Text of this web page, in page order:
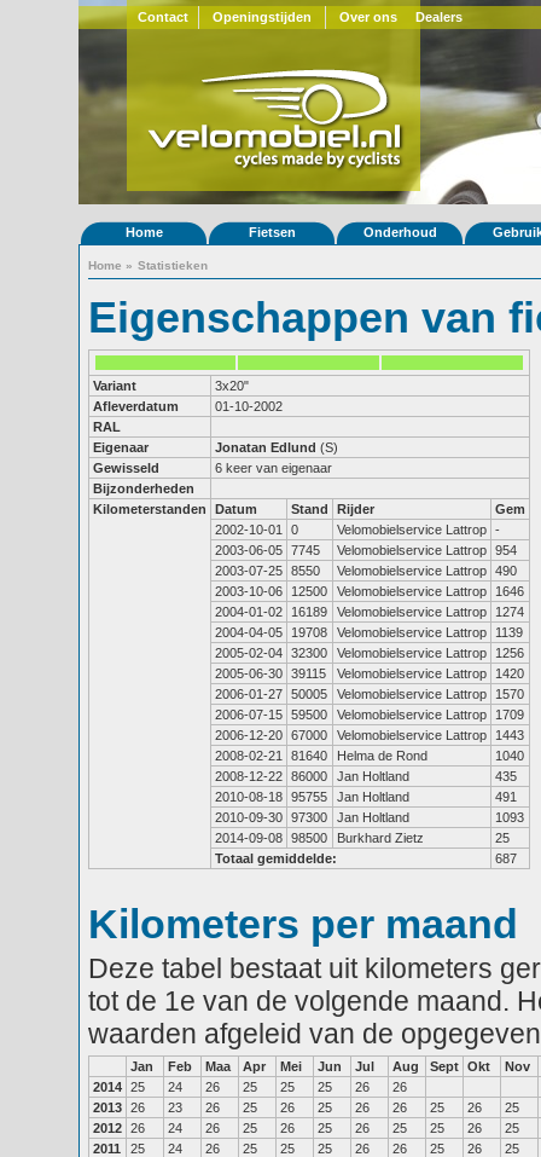
Contact Openingstijden Over ons Dealers
Home Fietsen Onderhoud
Home » Statistieken
Eigenschappen van
Variant
3x20"
Afleverdatum
01-10-2002
RAL
Eigenaar
Jonatan Edlund (S)
Gewisseld
6 keer van eigenaar
Bijzonderheden
Kilometerstanden
Datum Stand Rijder
Gem
2002-10-01
0 Velomobielservice Lattrop -
2003-06-05 7745 Velomobielservice Lattrop 954
2003-07-25 8550 Velomobielservice Lattrop 490
2003-10-06
12500 Velomobielservice Lattrop
1646
2004-01-02
16189 Velomobielservice Lattrop
1274
2004-04-05
19708 Velomobielservice Lattrop
1139
2005-02-04 32300 Velomobielservice Lattrop
1256
2005-06-30 39115 Velomobielservice Lattrop
1420
2006-01-27 50005 Velomobielservice Lattrop
1570
2006-07-15 59500 Velomobielservice Lattrop
1709
2006-12-20 67000 Velomobielservice Lattrop
1443
2008-02-21
81640 Helma de Rond
1040
2008-12-22 86000 Jan Holtland
435
2010-08-18 95755 Jan Holtland
491
2010-09-30 97300 Jan Holtland
1093
2014-09-08 98500 Burkhard Zietz
25
Totaal gemiddelde:
687
Kilometers per maand
Deze tabel bestaat uit kilometers
tot de 1e van de volgende maand.
waarden afgeleid van de
Jan Feb Maa Apr Mei Jun Jul Aug Sept Okt
Nov
2014 25 24 26 25 25 25 26
26
2013 26 23 26 25 26 25 26 26 25 26
25
2012 26 24 26 25 26 25 26 25 25 26
25
2011
25 24 26 25 25 25 26 26 25 26
25